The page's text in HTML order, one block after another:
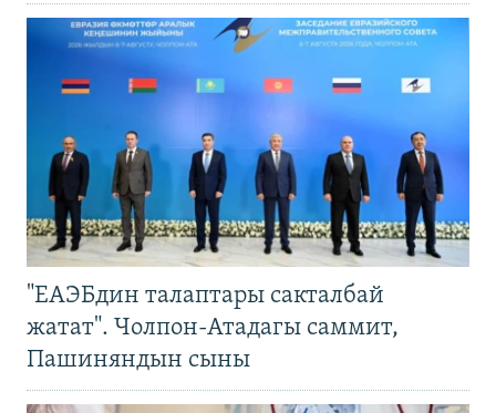
"ЕАЭБдин талаптары сакталбай
жатат". Чолпон-Атадагы саммит,
Пашиняндын сыны